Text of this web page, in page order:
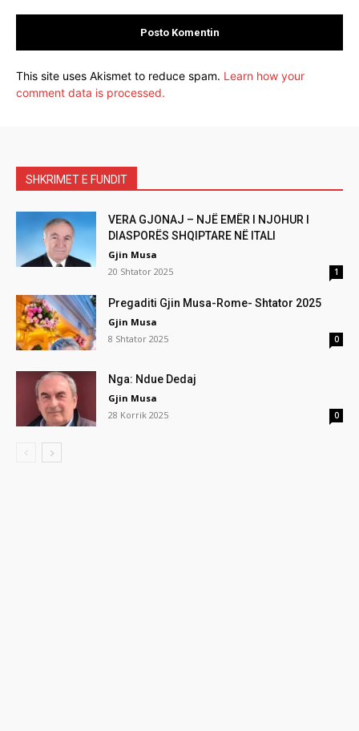
This site uses Akismet to reduce spam. Learn how your
comment data is processed.
SHKRIMET E FUNDIT
VERA GJONAJ – NJË EMËR I NJOHUR I
DIASPORËS SHQIPTARE NË ITALI
Gjin Musa
20 Shtator 2025
1
Pregaditi Gjin Musa-Rome- Shtator 2025
Gjin Musa
8 Shtator 2025
0
Nga: Ndue Dedaj
Gjin Musa
28 Korrik 2025
0